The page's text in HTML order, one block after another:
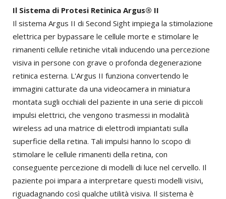
Il Sistema di Protesi Retinica Argus® II
Il sistema Argus II di Second Sight impiega la stimolazione
elettrica per bypassare le cellule morte e stimolare le
rimanenti cellule retiniche vitali inducendo una percezione
visiva in persone con grave o profonda degenerazione
retinica esterna. L'Argus II funziona convertendo le
immagini catturate da una videocamera in miniatura
montata sugli occhiali del paziente in una serie di piccoli
impulsi elettrici, che vengono trasmessi in modalità
wireless ad una matrice di elettrodi impiantati sulla
superficie della retina. Tali impulsi hanno lo scopo di
stimolare le cellule rimanenti della retina, con
conseguente percezione di modelli di luce nel cervello. Il
paziente poi impara a interpretare questi modelli visivi,
riguadagnando così qualche utilità visiva. Il sistema è